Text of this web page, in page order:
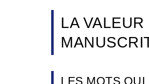
LA
LES MOTS QUI